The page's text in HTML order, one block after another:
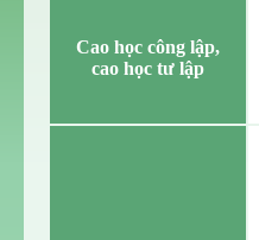
Cao học công lập,
cao học tư lập